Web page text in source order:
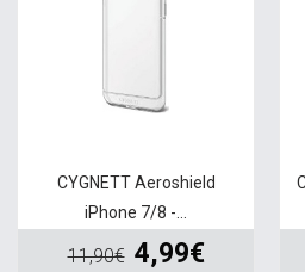
CYGNETT Aeroshield
iPhone 7/8 -...
11,90€ 4,99€